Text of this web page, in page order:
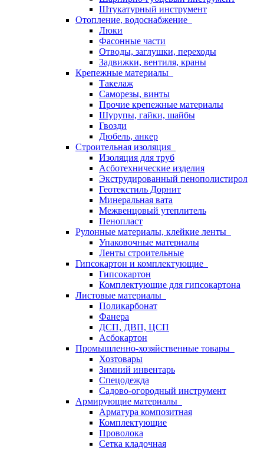
Штукатурный инструмент
Отопление, водоснабжение
Люки
Фасонные части
Отводы, заглушки, переходы
Задвижки, вентиля, краны
Крепежные материалы
Такелаж
Саморезы, винты
Прочие крепежные материалы
Шурупы, гайки, шайбы
Гвозди
Дюбель, анкер
Строительная изоляция
Изоляция для труб
Асботехнические изделия
Экструдированный пенополистирол
Геотекстиль Дорнит
Минеральная вата
Межвенцовый утеплитель
Пенопласт
Рулонные материалы, клейкие ленты
Упаковочные материалы
Ленты строительные
Гипсокартон и комплектующие
Гипсокартон
Комплектующие для гипсокартона
Листовые материалы
Поликарбонат
Фанера
ДСП, ДВП, ЦСП
Асбокартон
Промышленно-хозяйственные товары
Хозтовары
Зимний инвентарь
Спецодежда
Садово-огородный инструмент
Армирующие материалы
Арматура композитная
Комплектующие
Проволока
Сетка кладочная